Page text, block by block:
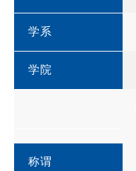
学系
学院
称谓